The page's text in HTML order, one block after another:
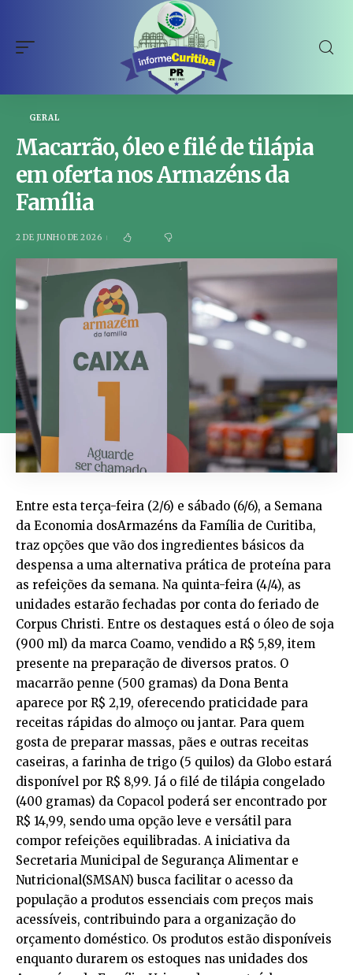
GERAL
Macarrão, óleo e filé de tilápia
em oferta nos Armazéns da
Família
2 DE JUNHO DE 2026
Entre esta terça-feira (2/6) e sábado (6/6), a Semana
da Economia dosArmazéns da Família de Curitiba,
traz opções que vão dos ingredientes básicos da
despensa a uma alternativa prática de proteína para
as refeições da semana. Na quinta-feira (4/4), as
unidades estarão fechadas por conta do feriado de
Corpus Christi. Entre os destaques está o óleo de soja
(900 ml) da marca Coamo, vendido a R$ 5,89, item
presente na preparação de diversos pratos. O
macarrão penne (500 gramas) da Dona Benta
aparece por R$ 2,19, oferecendo praticidade para
receitas rápidas do almoço ou jantar. Para quem
gosta de preparar massas, pães e outras receitas
caseiras, a farinha de trigo (5 quilos) da Globo estará
disponível por R$ 8,99. Já o filé de tilápia congelado
(400 gramas) da Copacol poderá ser encontrado por
R$ 14,99, sendo uma opção leve e versátil para
compor refeições equilibradas. A iniciativa da
Secretaria Municipal de Segurança Alimentar e
Nutricional(SMSAN) busca facilitar o acesso da
população a produtos essenciais com preços mais
acessíveis, contribuindo para a organização do
orçamento doméstico. Os produtos estão disponíveis
enquanto durarem os estoques nas unidades dos